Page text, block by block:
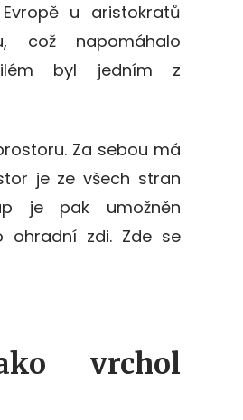
u aristokratů
což napomáhalo
byl jedním z
Za sebou má
je ze všech stran
je pak umožněn
ohradní zdi. Zde se
vrchol